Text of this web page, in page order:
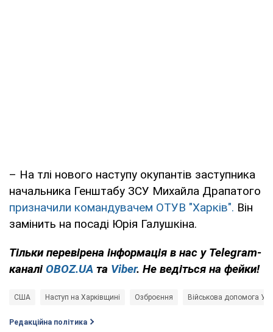
– На тлі нового наступу окупантів заступника
начальника Генштабу ЗСУ Михайла Драпатого
призначили командувачем ОТУВ "Харків". Він
замінить на посаді Юрія Галушкіна.
Тільки перевірена інформація в нас у Telegram-
каналі OBOZ.UA та Viber. Не ведіться на фейки!
США Наступ на Харківщині Озброєння Військова допомога
Редакційна політика